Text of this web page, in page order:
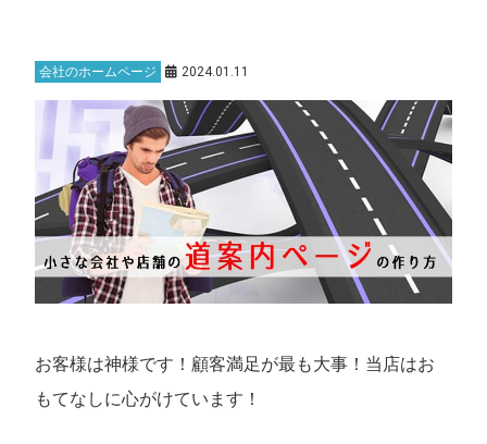
会社のホームページ 2024.01.11
お客様は神様です！顧客満足が最も大事！当店はお
もてなしに心がけています！